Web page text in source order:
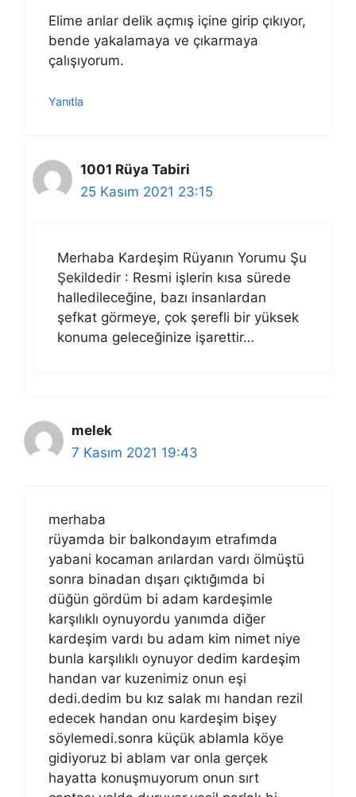
Elime arılar delik açmış içine girip çıkıyor,
bende yakalamaya ve çıkarmaya
çalışıyorum.
Yanıtla
1001 Rüya Tabiri
25 Kasım 2021 23:15
Merhaba Kardeşim Rüyanın Yorumu Şu
Şekildedir : Resmi işlerin kısa sürede
halledileceğine, bazı insanlardan
şefkat görmeye, çok şerefli bir yüksek
konuma geleceğinize işarettir…
melek
7 Kasım 2021 19:43
merhaba
rüyamda bir balkondayım etrafımda
yabani kocaman arılardan vardı ölmüştü
sonra binadan dışarı çıktığımda bi
düğün gördüm bi adam kardeşimle
karşılıklı oynuyordu yanımda diğer
kardeşim vardı bu adam kim nimet niye
bunla karşılıklı oynuyor dedim kardeşim
handan var kuzenimiz onun eşi
dedi.dedim bu kız salak mı handan rezil
edecek handan onu kardeşim bişey
söylemedi.sonra küçük ablamla köye
gidiyoruz bi ablam var onla gerçek
hayatta konuşmuyorum onun sırt